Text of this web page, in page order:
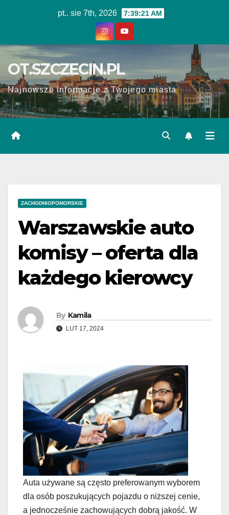
pt.. sie 7th, 2026 7:39:22 AM
OT.SZCZECIN.PL
Najnowsze informacje z Twojego miasta
ZACHODNIOPOMORSKIE
Warszawskie auto
komisy – oferta dla
każdego kierowcy
By Kamila
LUT 17, 2024
Auta używane są często preferowanym wyborem
dla osób poszukujących pojazdu o niższej cenie,
a jednocześnie zachowujących dobrą jakość. W